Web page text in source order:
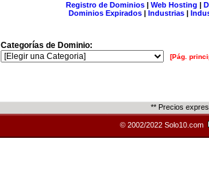
Registro de Dominios| Web Hosting |
Dominios Expirados | Industrias |
Categorías de Dominio:
[Pág.
** Precios
© 2002/2022 Solo10.com